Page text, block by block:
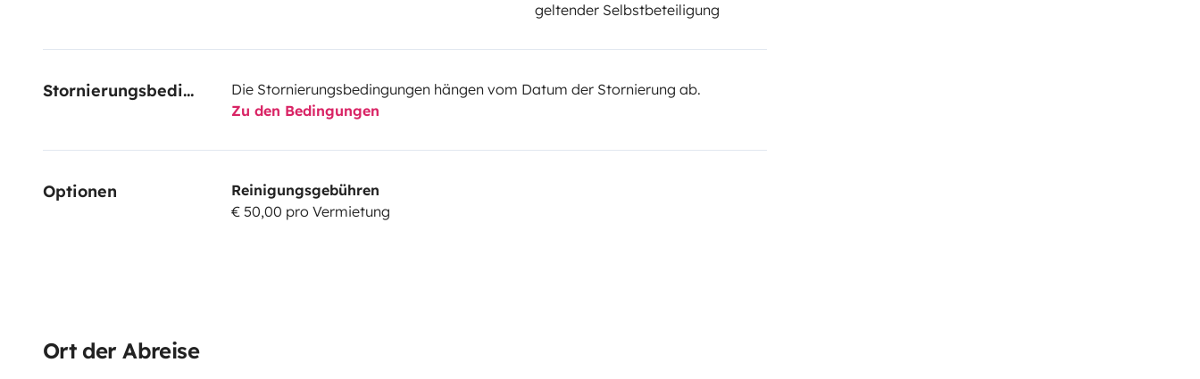
geltender Selbstbeteiligung
Stornierungsbedingungen
Die Stornierungsbedingungen hängen vom Datum der Stornierung ab.
Zu den Bedingungen
Optionen
Reinigungsgebühren
€ 50,00 pro Vermietung
Ort der Abreise